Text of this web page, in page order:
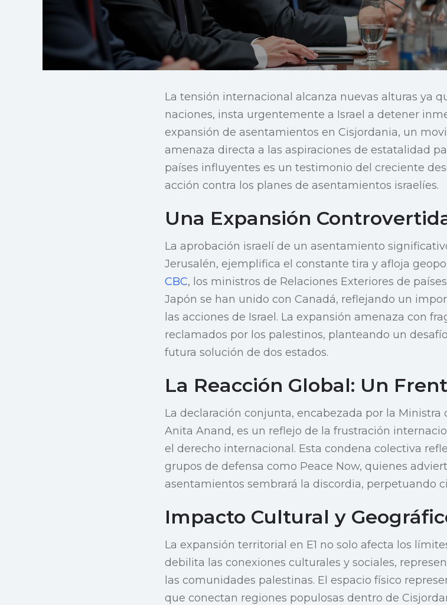
La tensión internacional alcanza nuevas alturas ya
naciones, insta urgentemente a Israel a detener
expansión de asentamientos en Cisjordania, un
amenaza directa a las aspiraciones de estatalidad
países influyentes es un testimonio del creciente
acción contra los planes de asentamientos israelíes.
Una Expansión
La aprobación israelí de un asentamiento
Jerusalén, ejemplifica el constante tira y afloja
CBC, los ministros de Relaciones Exteriores de
Japón se han unido con Canadá, reflejando un
las acciones de Israel. La expansión amenaza con
reclamados por los palestinos, planteando un
futura solución de dos estados.
La Reacción Global: Un
La declaración conjunta, encabezada por la Ministra
Anita Anand, es un reflejo de la frustración
el derecho internacional. Esta condena colectiva
grupos de defensa como Peace Now, quienes
asentamientos sembrará la discordia, perpetuando
Impacto Cultural y
La expansión territorial en E1 no solo afecta los
debilita las conexiones culturales y sociales,
las comunidades palestinas. El espacio físico
que conectan regiones populosas dentro de